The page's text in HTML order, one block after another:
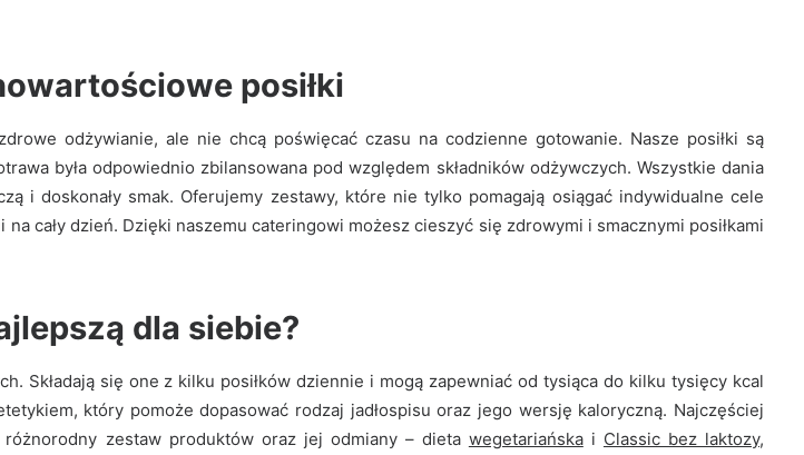
posiłki
odżywianie, ale nie chcą poświęcać czasu na codzienne gotowanie. Nasze posiłki są
była odpowiednio zbilansowana pod względem składników odżywczych. Wszystkie dania
i doskonały smak. Oferujemy zestawy, które nie tylko pomagają osiągać indywidualne cele
cały dzień. Dzięki naszemu cateringowi możesz cieszyć się zdrowymi i smacznymi posiłkami
dla siebie?
. Składają się one z kilku posiłków dziennie i mogą zapewniać od tysiąca do kilku tysięcy kcal
który pomoże dopasować rodzaj jadłospisu oraz jego wersję kaloryczną. Najczęściej
różnorodny zestaw produktów oraz jej odmiany – dieta wegetariańskai Classic bez laktozy,